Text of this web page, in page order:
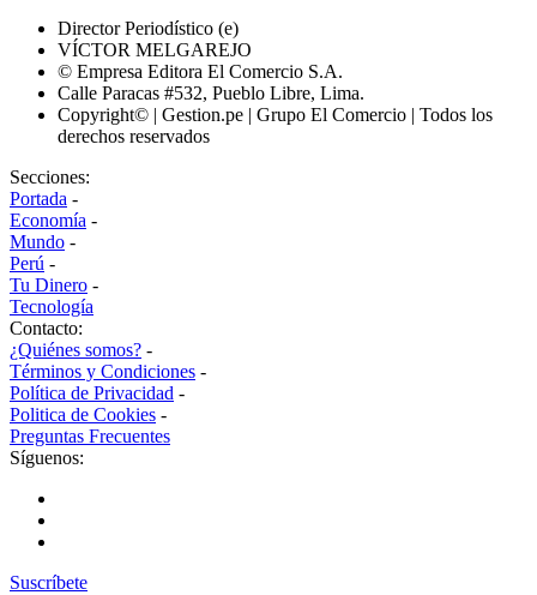
Director Periodístico (e)
VÍCTOR MELGAREJO
© Empresa Editora El Comercio S.A.
Calle Paracas #532, Pueblo Libre, Lima.
Copyright© | Gestion.pe | Grupo El Comercio | Todos los
derechos reservados
Secciones:
Portada -
Economía -
Mundo -
Perú -
Tu Dinero -
Tecnología
Contacto:
¿Quiénes somos? -
Términos y Condiciones -
Política de Privacidad -
Politica de Cookies -
Preguntas Frecuentes
Síguenos:
Suscríbete